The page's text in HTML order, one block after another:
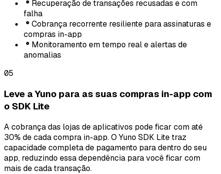
Recuperação de transações recusadas e com
falha
Cobrança recorrente resiliente para assinaturas e
compras in-app
Monitoramento em tempo real e alertas de
anomalias
05
Leve a Yuno para as suas compras in-app com
o SDK Lite
A cobrança das lojas de aplicativos pode ficar com até
30% de cada compra in-app. O Yuno SDK Lite traz
capacidade completa de pagamento para dentro do seu
app, reduzindo essa dependência para você ficar com
mais de cada transação.